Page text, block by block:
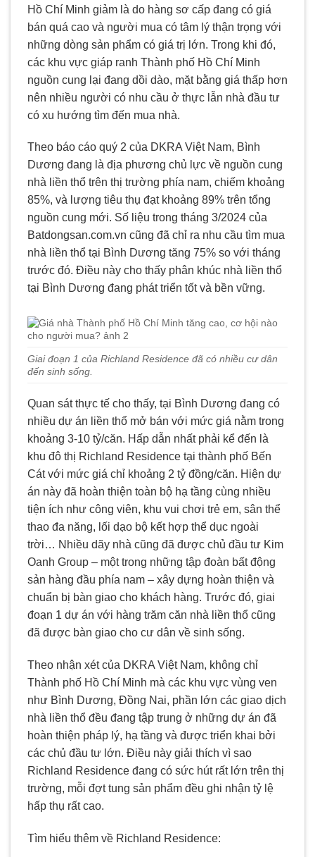
Hồ Chí Minh giảm là do hàng sơ cấp đang có giá
bán quá cao và người mua có tâm lý thận trọng với
những dòng sản phẩm có giá trị lớn. Trong khi đó,
các khu vực giáp ranh Thành phố Hồ Chí Minh
nguồn cung lại đang dồi dào, mặt bằng giá thấp hơn
nên nhiều người có nhu cầu ở thực lẫn nhà đầu tư
có xu hướng tìm đến mua nhà.
Theo báo cáo quý 2 của DKRA Việt Nam, Bình
Dương đang là địa phương chủ lực về nguồn cung
nhà liền thổ trên thị trường phía nam, chiếm khoảng
85%, và lượng tiêu thụ đạt khoảng 89% trên tổng
nguồn cung mới. Số liệu trong tháng 3/2024 của
Batdongsan.com.vn cũng đã chỉ ra nhu cầu tìm mua
nhà liền thổ tại Bình Dương tăng 75% so với tháng
trước đó. Điều này cho thấy phân khúc nhà liền thổ
tại Bình Dương đang phát triển tốt và bền vững.
Giai đoạn 1 của Richland Residence đã có nhiều cư dân
đến sinh sống.
Quan sát thực tế cho thấy, tại Bình Dương đang có
nhiều dự án liền thổ mở bán với mức giá nằm trong
khoảng 3-10 tỷ/căn. Hấp dẫn nhất phải kể đến là
khu đô thị Richland Residence tại thành phố Bến
Cát với mức giá chỉ khoảng 2 tỷ đồng/căn. Hiện dự
án này đã hoàn thiện toàn bộ hạ tầng cùng nhiều
tiện ích như công viên, khu vui chơi trẻ em, sân thể
thao đa năng, lối dạo bộ kết hợp thể dục ngoài
trời… Nhiều dãy nhà cũng đã được chủ đầu tư Kim
Oanh Group – một trong những tập đoàn bất động
sản hàng đầu phía nam – xây dựng hoàn thiện và
chuẩn bị bàn giao cho khách hàng. Trước đó, giai
đoạn 1 dự án với hàng trăm căn nhà liền thổ cũng
đã được bàn giao cho cư dân về sinh sống.
Theo nhận xét của DKRA Việt Nam, không chỉ
Thành phố Hồ Chí Minh mà các khu vực vùng ven
như Bình Dương, Đồng Nai, phần lớn các giao dịch
nhà liền thổ đều đang tập trung ở những dự án đã
hoàn thiện pháp lý, hạ tầng và được triển khai bởi
các chủ đầu tư lớn. Điều này giải thích vì sao
Richland Residence đang có sức hút rất lớn trên thị
trường, mỗi đợt tung sản phẩm đều ghi nhận tỷ lệ
hấp thụ rất cao.
Tìm hiểu thêm về Richland Residence: